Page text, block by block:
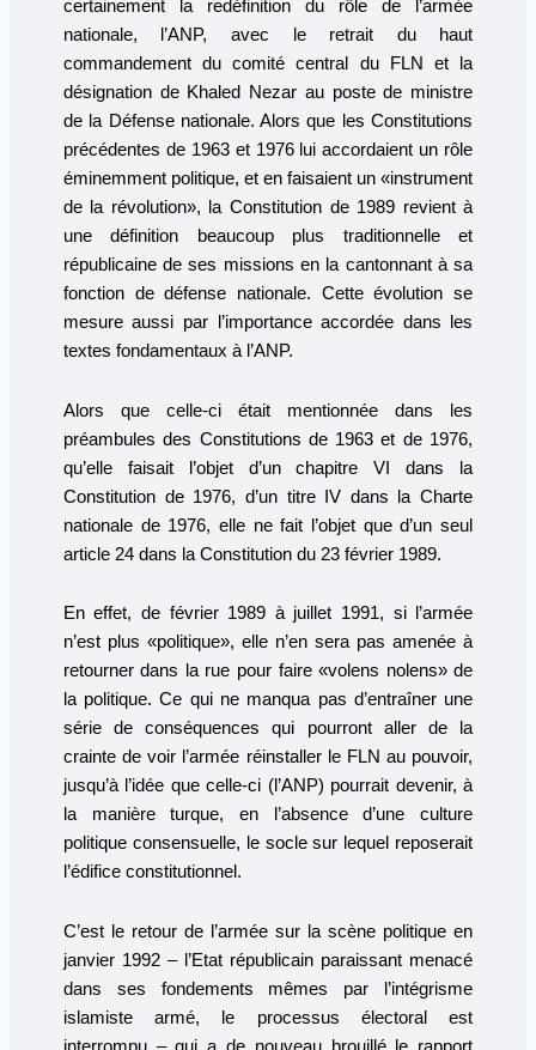
certainement la redéfinition du rôle de l’armée
nationale, l’ANP, avec le retrait du haut
commandement du comité central du FLN et la
désignation de Khaled Nezar au poste de ministre
de la Défense nationale. Alors que les Constitutions
précédentes de 1963 et 1976 lui accordaient un rôle
éminemment politique, et en faisaient un «instrument
de la révolution», la Constitution de 1989 revient à
une définition beaucoup plus traditionnelle et
républicaine de ses missions en la cantonnant à sa
fonction de défense nationale. Cette évolution se
mesure aussi par l’importance accordée dans les
textes fondamentaux à l’ANP.
Alors que celle-ci était mentionnée dans les
préambules des Constitutions de 1963 et de 1976,
qu’elle faisait l’objet d’un chapitre VI dans la
Constitution de 1976, d’un titre IV dans la Charte
nationale de 1976, elle ne fait l’objet que d’un seul
article 24 dans la Constitution du 23 février 1989.
En effet, de février 1989 à juillet 1991, si l’armée
n’est plus «politique», elle n’en sera pas amenée à
retourner dans la rue pour faire «volens nolens» de
la politique. Ce qui ne manqua pas d’entraîner une
série de conséquences qui pourront aller de la
crainte de voir l’armée réinstaller le FLN au pouvoir,
jusqu’à l’idée que celle-ci (l’ANP) pourrait devenir, à
la manière turque, en l’absence d’une culture
politique consensuelle, le socle sur lequel reposerait
l’édifice constitutionnel.
C’est le retour de l’armée sur la scène politique en
janvier 1992 – l’Etat républicain paraissant menacé
dans ses fondements mêmes par l’intégrisme
islamiste armé, le processus électoral est
interrompu – qui a de nouveau brouillé le rapport